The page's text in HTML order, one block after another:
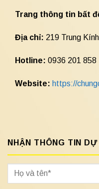
Trang thông tin bất
Địa chỉ: 219 Trung
Hotline: 0936 201 858
Website: https://
NHẬN THÔNG TIN